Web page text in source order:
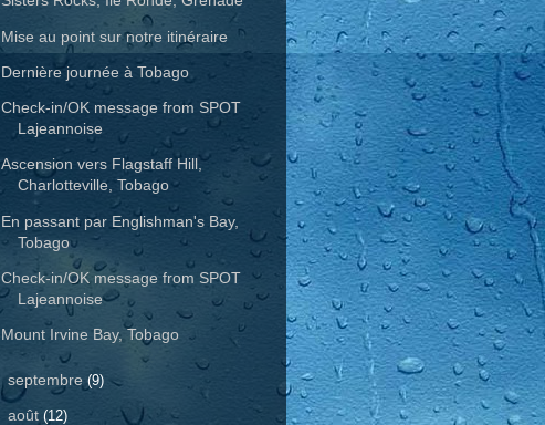
Mise au point sur notre itinéraire
Dernière journée à Tobago
Check-in/OK message from SPOT
Lajeannoise
Ascension vers Flagstaff Hill,
Charlotteville, Tobago
En passant par Englishman's Bay,
Tobago
Check-in/OK message from SPOT
Lajeannoise
Mount Irvine Bay, Tobago
septembre (9)
août (12)